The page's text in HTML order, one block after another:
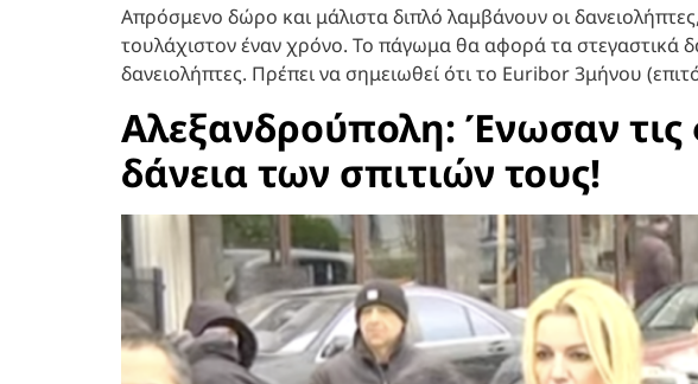
Απρόσμενο δώρο και μάλιστα διπλό λαμβάνουν οι
τουλάχιστον έναν χρόνο. Το πάγωμα θα αφορά τα στεγαστικά
δανειολήπτες. Πρέπει να σημειωθεί ότι το Euribor 3μήνου
Αλεξανδρούπολη: Ένωσαν τις
δάνεια των σπιτιών τους!